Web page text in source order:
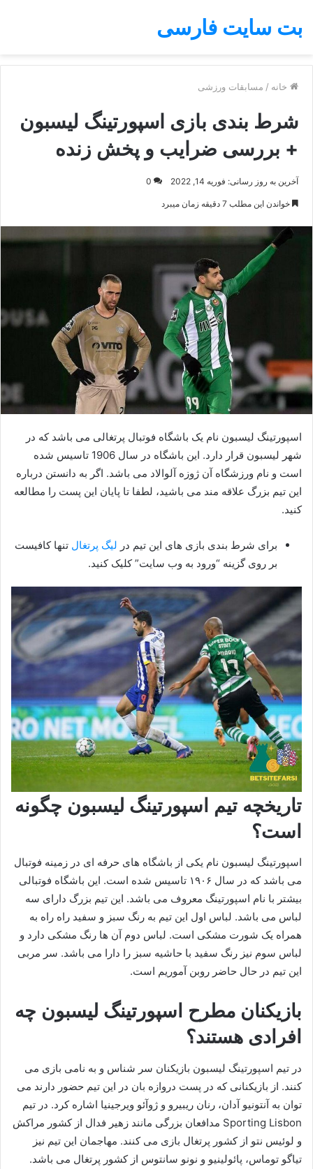
بت سایت فارسی
خانه / مسابقات ورزشی
شرط بندی بازی اسپورتینگ لیسبون
+ بررسی ضرایب و پخش زنده
آخرین به روز رسانی: فوریه 14, 2022 0
خواندن این مطلب 7 دقیقه زمان میبرد
اسپورتینگ لیسبون نام یک باشگاه فوتبال پرتغالی می باشد که در
شهر لیسبون قرار دارد. این باشگاه در سال 1906 تاسیس شده
است و نام ورزشگاه آن ژوزه آلوالاد می باشد. اگر به دانستن درباره
این تیم بزرگ علاقه مند می باشید، لطفا تا پایان این پست را مطالعه
کنید‌.
برای شرط بندی بازی های این تیم در لیگ پرتغال تنها کافیست
بر روی گزینه “ورود به وب سایت” کلیک کنید.
تاریخچه تیم اسپورتینگ لیسبون چگونه
است؟
اسپورتینگ لیسبون نام یکی از باشگاه های حرفه ای در زمینه فوتبال
می باشد که در سال ۱۹۰۶ تاسیس شده است. این باشگاه فوتبالی
بیشتر با نام اسپورتینگ معروف می باشد. این تیم بزرگ دارای سه
لباس می باشد. لباس اول این تیم به رنگ سبز و سفید راه راه به
همراه یک شورت مشکی است. لباس دوم آن ها رنگ مشکی دارد و
لباس سوم نیز رنگ سفید با حاشیه سبز را دارا می باشد‌. سر مربی
این تیم در حال حاضر روبن آموریم است.
بازیکنان مطرح اسپورتینگ لیسبون چه
افرادی هستند؟
در تیم اسپورتینگ لیسبون بازیکنان سر شناس و به نامی بازی می
کنند. از بازیکنانی که در پست دروازه بان در این تیم حضور دارند می
توان به آنتونیو آدان، رنان ریبیرو و ژوآئو ویرجینیا اشاره کرد‌. در تیم
Sporting Lisbon مدافعان بزرگی مانند زهیر فدال از کشور مراکش
و لوئیس نتو از کشور پرتغال بازی می کنند. مهاجمان این تیم نیز
تیاگو توماس، پائولینیو و نونو سانتوس از کشور پرتغال می باشد.